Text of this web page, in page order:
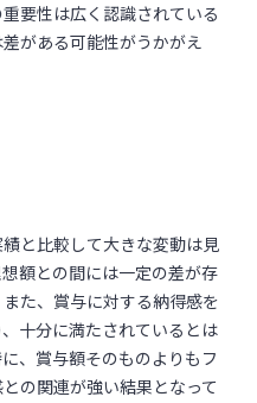
要性は広く認識されている
がある可能性がうかがえ
と比較して大きな変動は見
額との間には一定の差が存
た、賞与に対する納得感を
十分に満たされているとは
、賞与額そのものよりもフ
の関連が強い結果となって